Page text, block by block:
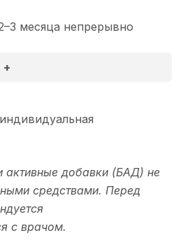
месяца непрерывно
+
Содержание,
1000
индивидуальная
активные добавки (БАД) не
средствами. Перед
с врачом.